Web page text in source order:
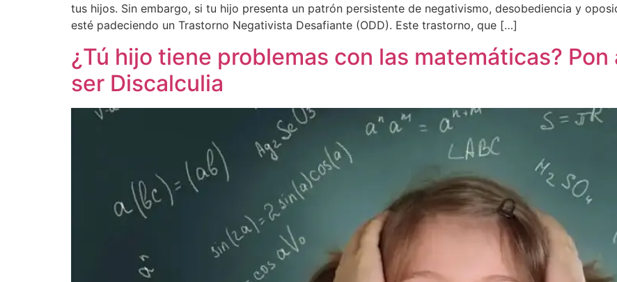
tus hijos. Sin embargo, si tu hijo presenta un patrón persistente de negativismo, desobediencia y
esté padeciendo un Trastorno Negativista Desafiante (ODD). Este trastorno, que […]
¿Tú hijo tiene problemas con las matemáticas?
ser Discalculia